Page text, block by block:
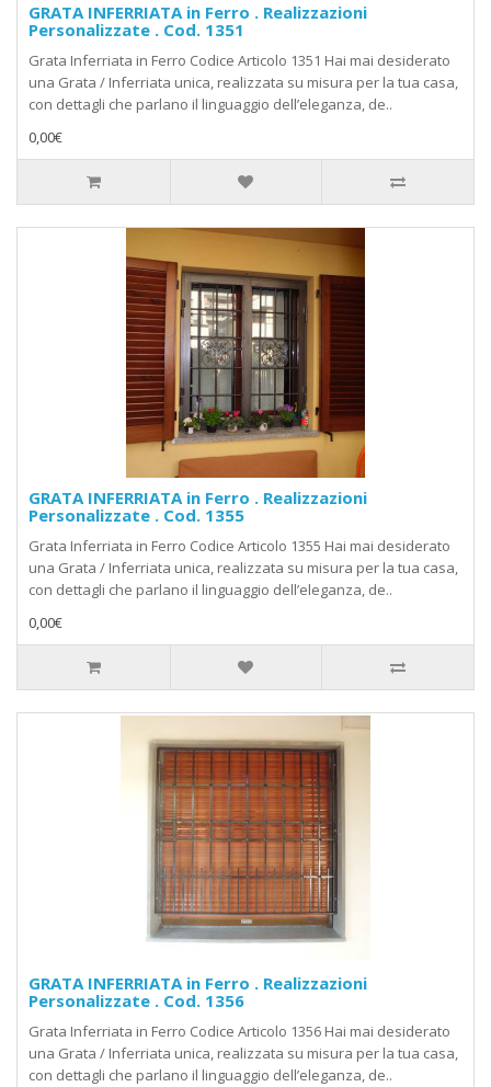
GRATA INFERRIATA in Ferro . Realizzazioni
Personalizzate . Cod. 1351
Grata Inferriata in Ferro Codice Articolo 1351 Hai mai desiderato
una Grata / Inferriata unica, realizzata su misura per la tua casa,
con dettagli che parlano il linguaggio dell’eleganza, de..
0,00€
GRATA INFERRIATA in Ferro . Realizzazioni
Personalizzate . Cod. 1355
Grata Inferriata in Ferro Codice Articolo 1355 Hai mai desiderato
una Grata / Inferriata unica, realizzata su misura per la tua casa,
con dettagli che parlano il linguaggio dell’eleganza, de..
0,00€
GRATA INFERRIATA in Ferro . Realizzazioni
Personalizzate . Cod. 1356
Grata Inferriata in Ferro Codice Articolo 1356 Hai mai desiderato
una Grata / Inferriata unica, realizzata su misura per la tua casa,
con dettagli che parlano il linguaggio dell’eleganza, de..